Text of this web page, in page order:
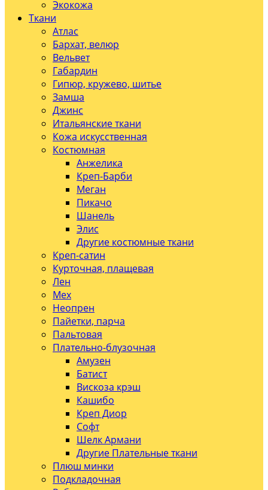
Экокожа
Ткани
Атлас
Бархат, велюр
Вельвет
Габардин
Гипюр, кружево, шитье
Замша
Джинс
Итальянские ткани
Кожа искусственная
Костюмная
Анжелика
Креп-Барби
Меган
Пикачо
Шанель
Элис
Другие костюмные ткани
Креп-сатин
Курточная, плащевая
Лен
Мех
Неопрен
Пайетки, парча
Пальтовая
Плательно-блузочная
Амузен
Батист
Вискоза крэш
Кашибо
Креп Диор
Софт
Шелк Армани
Другие Плательные ткани
Плюш минки
Подкладочная